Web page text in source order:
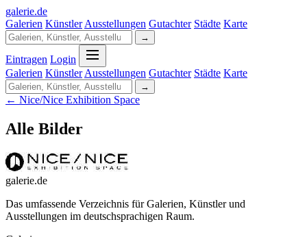
galerie.de
Galerien Künstler Ausstellungen Gutachter Städte Karte
→
Eintragen Login
Galerien Künstler Ausstellungen Gutachter Städte Karte
→
← Nice/Nice Exhibition Space
Alle Bilder
galerie.de
Das umfassende Verzeichnis für Galerien, Künstler und
Ausstellungen im deutschsprachigen Raum.